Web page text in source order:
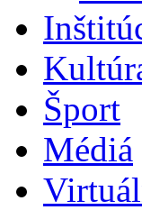
Šport
Médiá